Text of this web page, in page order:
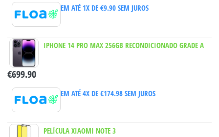
EM ATÉ 1X DE €9.90SEM JUROS
IPHONE 14 PRO MAX 256GB RECONDICIONADO GRADE A
€699.90
EM ATÉ 4X DE €174.98SEM JUROS
PELÍCULA XIAOMI NOTE 3